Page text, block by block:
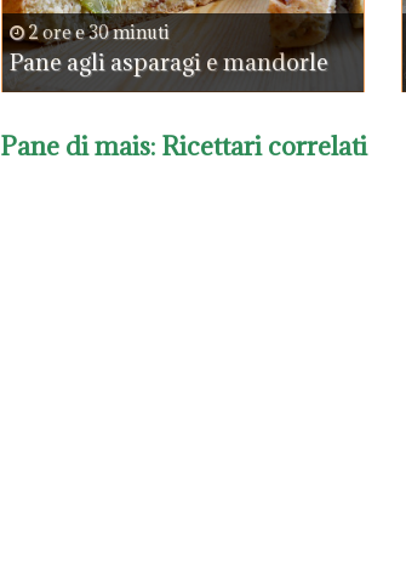
2 ore e 30 minuti
Pane agli asparagi e mandorle
Pane di mais: Ricettari correlati